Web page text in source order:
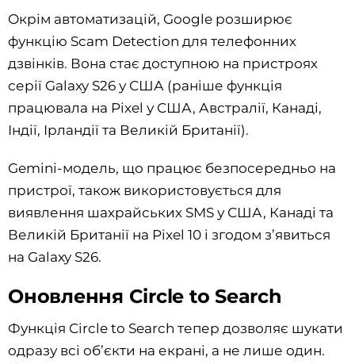
Окрім автоматизацій, Google розширює
функцію Scam Detection для телефонних
дзвінків. Вона стає доступною на пристроях
серії Galaxy S26 у США (раніше функція
працювала на Pixel у США, Австралії, Канаді,
Індії, Ірландії та Великій Британії).
Gemini-модель, що працює безпосередньо на
пристрої, також використовується для
виявлення шахрайських SMS у США, Канаді та
Великій Британії на Pixel 10 і згодом з’явиться
на Galaxy S26.
Оновлення Circle to Search
Функція Circle to Search тепер дозволяє шукати
одразу всі об’єкти на екрані, а не лише один.